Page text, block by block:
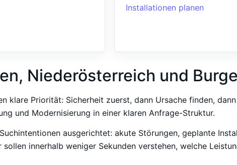
Installationen planen
Niederösterreich und
klare Priorität: Sicherheit zuerst, dann Ursache finden,
und Modernisierung in einer klaren Anfrage-Struktur.
ausgerichtet: akute Störungen, geplante
sollen innerhalb weniger Sekunden verstehen, welche